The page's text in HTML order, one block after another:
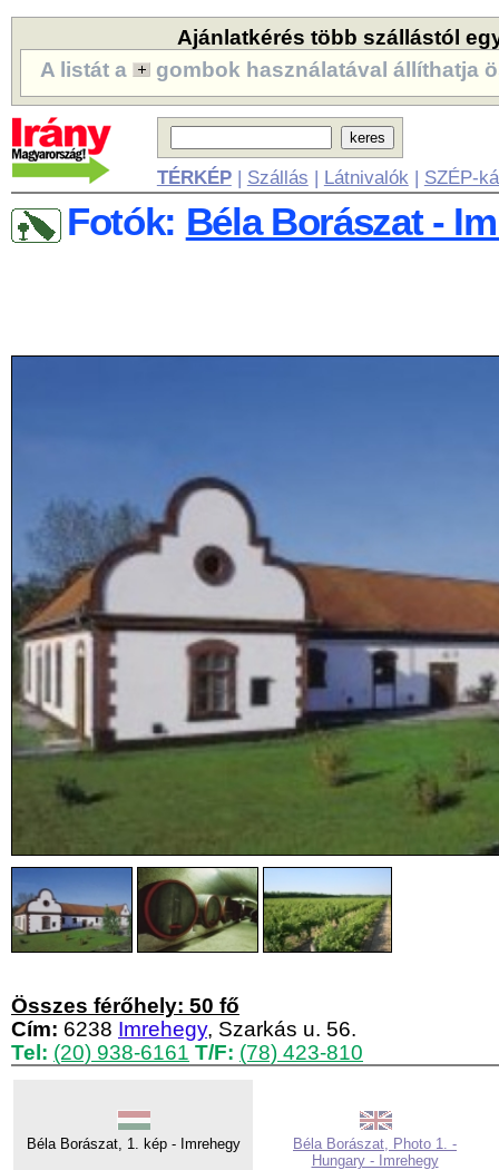
Ajánlatkérés több szállástól
A listát a
gombok használatával állíthatja
TÉRKÉP| Szállás | Látnivalók | SZÉP-
Fotók: Béla Borászat -
Összes férőhely: 50 fő
Cím: 6238 Imrehegy, Szarkás u. 56.
Tel: (20) 938-6161 T/F: (78) 423-810
Béla Borászat, 1. kép - Imrehegy
Béla Borászat, Photo 1. -
Hungary - Imrehegy